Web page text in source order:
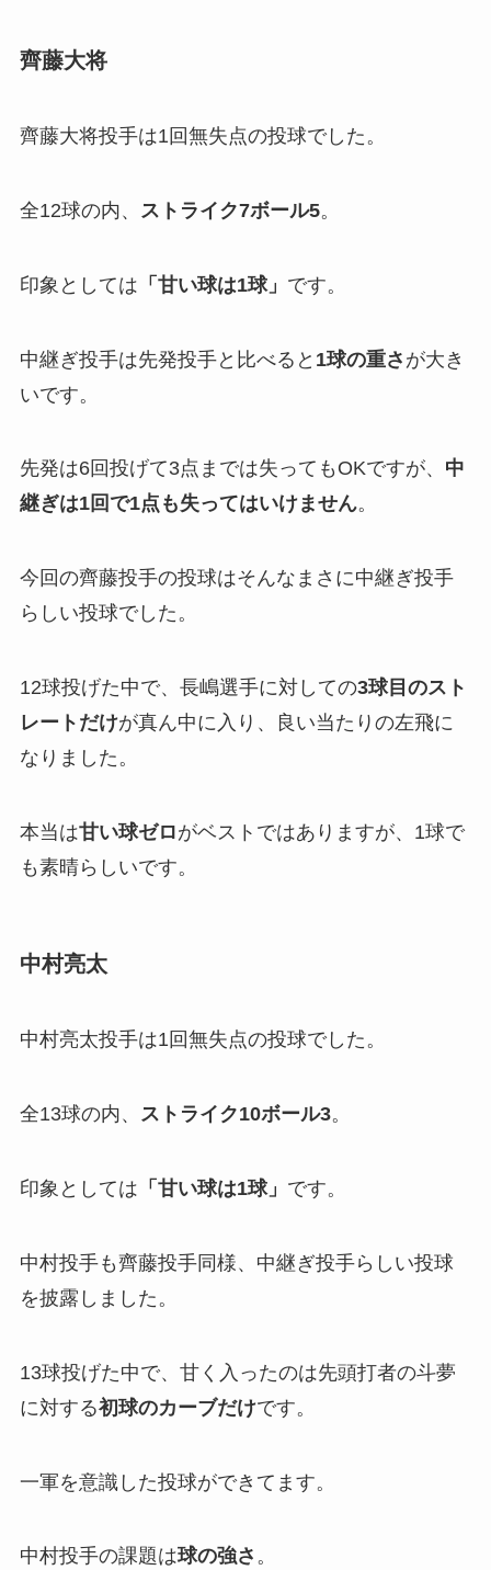
齊藤大将
齊藤大将投手は1回無失点の投球でした。
全12球の内、 ストライク7ボール5。
印象としては 「 甘い球は1球」 です。
中継ぎ投手は先発投手と比べると 1球の重さ が大き
いです。
先発は6回投げて3点までは失ってもOKですが、 中
継ぎは1回で1点も失ってはいけません。
今回の齊藤投手の投球はそんなまさに中継ぎ投手
らしい投球でした。
12球投げた中で、長嶋選手に対しての3球目のスト
レートだけが真ん中に入り、良い当たりの左飛に
なりました。
本当は甘い球ゼロがベストではありますが、1球で
も素晴らしいです。
中村亮太
中村亮太投手は1回無失点の投球でした。
全13球の内、 ストライク10ボール3。
印象としては 「 甘い球は1球」 です。
中村投手も齊藤投手同様、中継ぎ投手らしい投球
を披露しました。
13球投げた中で、甘く入ったのは先頭打者の斗夢
に対する初球のカーブだけです。
一軍を意識した投球ができてます。
中村投手の課題は球の強さ 。